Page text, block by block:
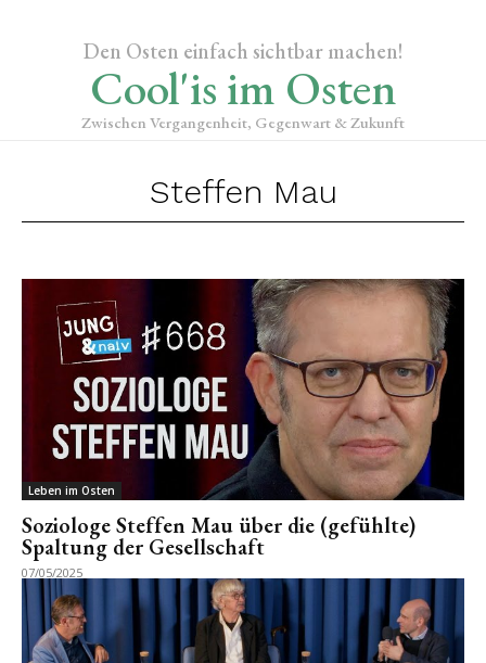
Den Osten einfach sichtbar machen!
Cool'is im Osten
Zwischen Vergangenheit, Gegenwart & Zukunft
Steffen Mau
Leben im Osten
Soziologe Steffen Mau über die (gefühlte)
Spaltung der Gesellschaft
07/05/2025